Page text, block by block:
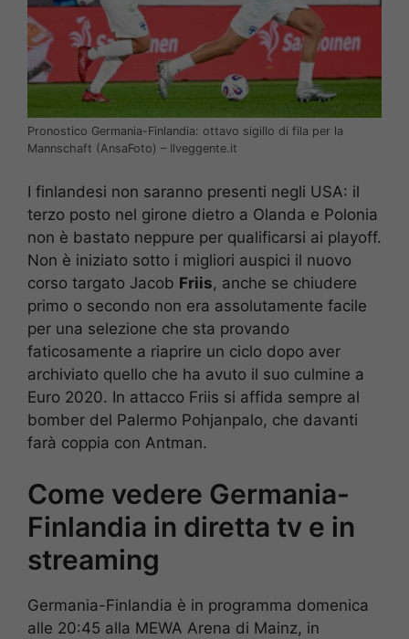
Pronostico Germania-Finlandia: ottavo sigillo di fila per la
Mannschaft (AnsaFoto) – Ilveggente.it
I finlandesi non saranno presenti negli USA: il
terzo posto nel girone dietro a Olanda e Polonia
non è bastato neppure per qualificarsi ai playoff.
Non è iniziato sotto i migliori auspici il nuovo
corso targato Jacob Friis, anche se chiudere
primo o secondo non era assolutamente facile
per una selezione che sta provando
faticosamente a riaprire un ciclo dopo aver
archiviato quello che ha avuto il suo culmine a
Euro 2020. In attacco Friis si affida sempre al
bomber del Palermo Pohjanpalo, che davanti
farà coppia con Antman.
Come vedere Germania-
Finlandia in diretta tv e in
streaming
Germania-Finlandia è in programma domenica
alle 20:45 alla MEWA Arena di Mainz, in